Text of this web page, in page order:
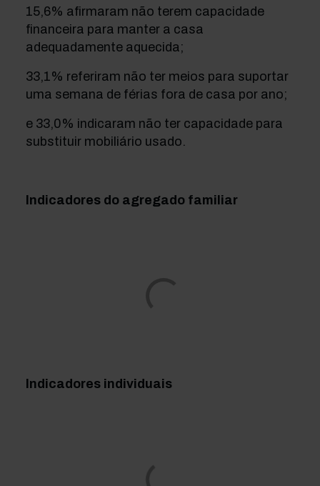
15,6% afirmaram não terem capacidade
financeira para manter a casa
adequadamente aquecida;
33,1% referiram não ter meios para suportar
uma semana de férias fora de casa por ano;
e 33,0% indicaram não ter capacidade para
substituir mobiliário usado.
Indicadores do agregado familiar
Indicadores individuais